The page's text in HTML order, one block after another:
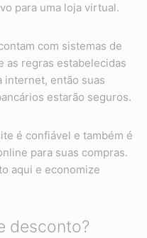
para uma loja virtual.
com sistemas de
as regras estabelecidas
internet, então suas
estarão seguros.
é confiável e também é
para suas compras.
aqui e economize
desconto?